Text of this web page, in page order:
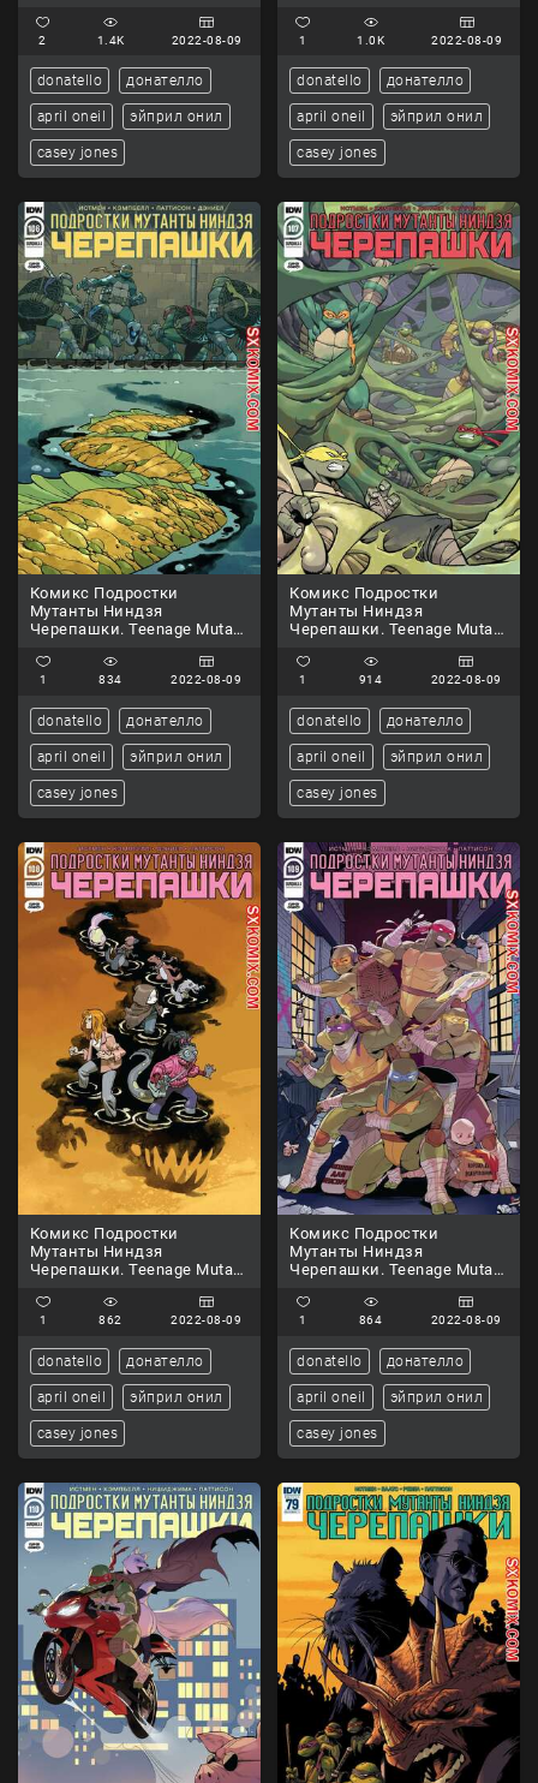
2 1.4K 2022-08-09
donatello донателло
april oneil эйприл онил
casey jones
1 1.0K 2022-08-09
donatello донателло
april oneil эйприл онил
casey jones
Комикс Подростки
Мутанты Ниндзя
Черепашки. Teenage Mutant
1 834 2022-08-09
donatello донателло
april oneil эйприл онил
casey jones
Комикс Подростки
Мутанты Ниндзя
Черепашки. Teenage Mutant
1 914 2022-08-09
donatello донателло
april oneil эйприл онил
casey jones
Комикс Подростки
Мутанты Ниндзя
Черепашки. Teenage Mutant
1 862 2022-08-09
donatello донателло
april oneil эйприл онил
casey jones
Комикс Подростки
Мутанты Ниндзя
Черепашки. Teenage Mutant
1 864 2022-08-09
donatello донателло
april oneil эйприл онил
casey jones